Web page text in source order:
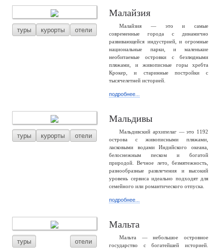
туры курорты отели
Малайзия
Малайзия — это и самые
современные города с динамично
развивающейся индустрией, и огромные
национальные парки, и маленькие
необитаемые островки с безлюдными
пляжами, и живописные горы хребта
Крокер, и старинные постройки с
тысячелетней историей.
подробнее...
туры курорты отели
Мальдивы
Мальдивский архипелаг — это 1192
острова с живописными пляжами,
ласковыми водами Индийского океана,
белоснежным песком и богатой
природой. Вечное лето, безмятежность,
разнообразные развлечения и высокий
уровень сервиса идеально подходят для
семейного или романтического отпуска.
подробнее...
туры отели
Мальта
Мальта — небольшое островное
государство с богатейшей историей.